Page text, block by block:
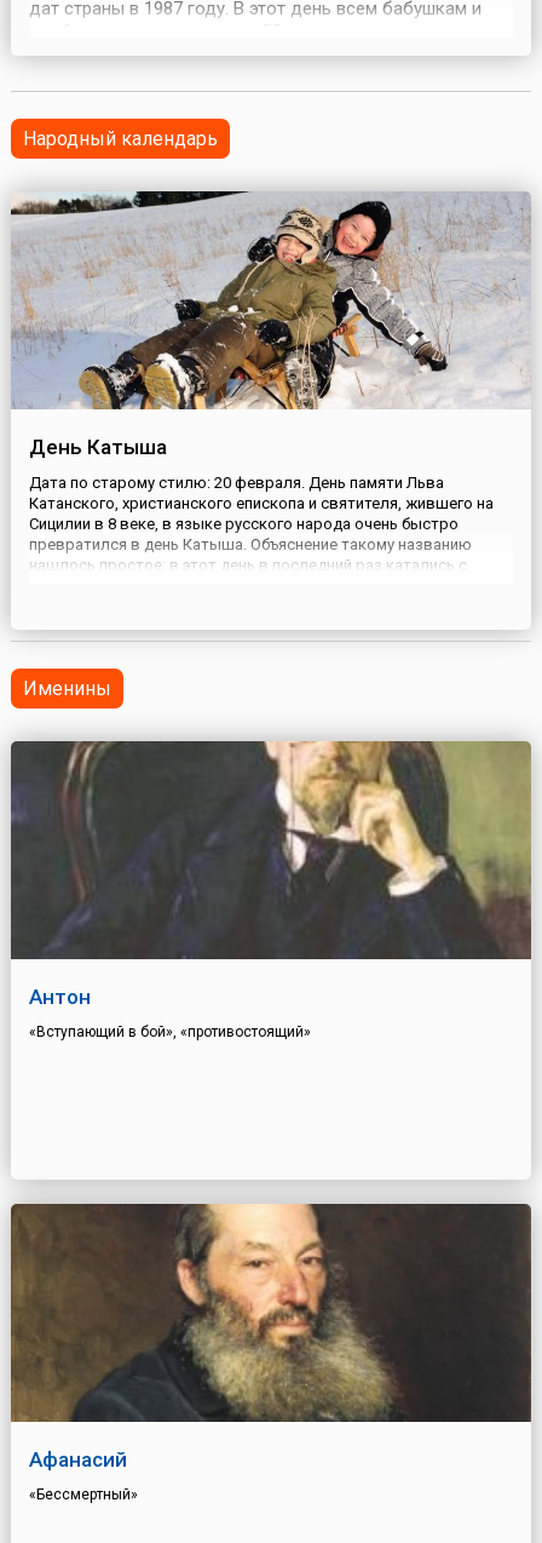
дат страны в 1987 году. В этот день всем бабушкам и
необыкновенный почет и уважение, для них
этого праздн...
Народный календарь
День Катыша
Дата по старому стилю: 20 февраля. День памяти Льва
Катанского, христианского епископа и святителя, жившего на
Сицилии в 8 веке, в языке русского народа очень быстро
превратился в день Катыша. Объяснение такому названию
нашлось простое: в этот день в последний раз катались с
Именины
Антон
«Вступающий в бой», «противостоящий»
Афанасий
«Бессмертный»